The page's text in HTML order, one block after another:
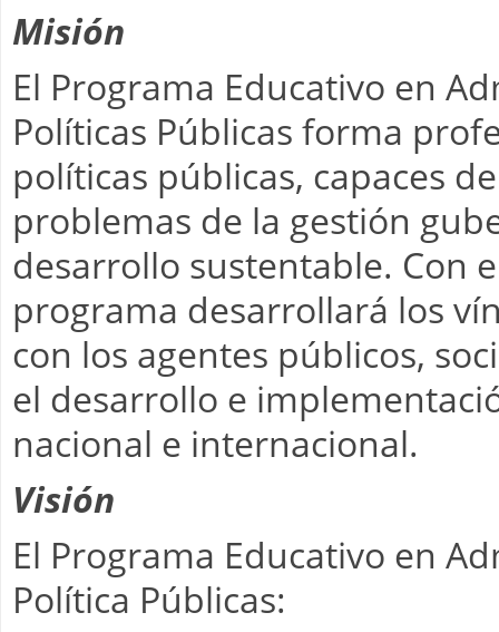
Misión
El Programa Educativo en
Políticas Públicas forma
políticas públicas, capaces
problemas de la gestión
desarrollo sustentable. Con
programa desarrollará los
con los agentes públicos,
el desarrollo e
nacional e internacional.
Visión
El Programa Educativo en
Política Públicas: